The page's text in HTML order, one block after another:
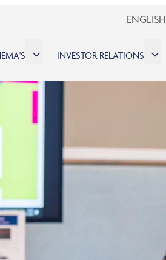
INVESTOR RELATIONS
ENGLISH